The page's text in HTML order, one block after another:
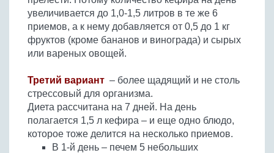
увеличивается до 1,0-1,5 литров в те же 6
приемов, а к нему добавляется от 0,5 до 1 кг
фруктов (кроме бананов и винограда) и сырых
или вареных овощей.
Третий вариант – более щадящий и не столь
стрессовый для организма.
Диета рассчитана на 7 дней. На день
полагается 1,5 л кефира – и еще одно блюдо,
которое тоже делится на несколько приемов.
В 1-й день – печем 5 небольших